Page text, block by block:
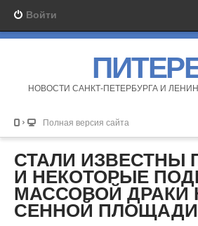
Войти
НОВОСТИ САНКТ-ПЕТЕРБУРГА И
Полная версия сайта
СТАЛИ ИЗВЕСТНЫ
И НЕКОТОРЫЕ
МАССОВОЙ ДРАКИ
СЕННОЙ ПЛОЩАДИ